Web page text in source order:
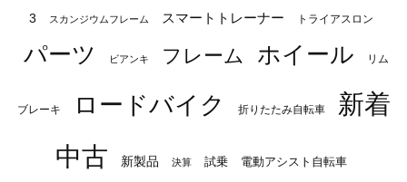
3
スカンジウムフレーム スマートトレーナー トライアスロン
パーツ ビアンキ フレーム ホイール リム
ブレーキ ロードバイク 折りたたみ自転車
新着
中古
新製品 決算 試乗 電動アシスト自転車